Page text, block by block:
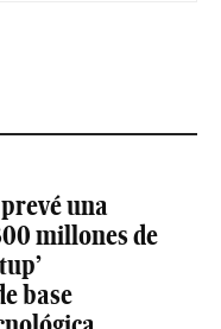
una
millones de
base